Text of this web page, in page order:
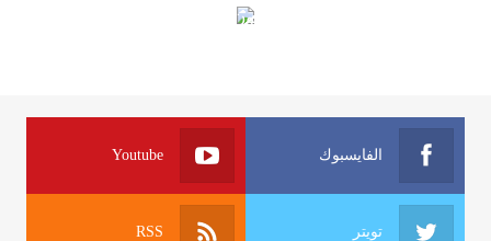
الهياكل الخاضعة لقانون النفاذ إلى المعلومة
الفايسبوك Youtube
تويتر RSS